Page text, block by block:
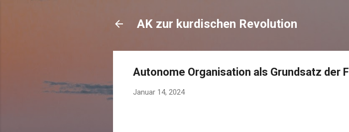
AK zur kurdischen Revolution
Autonome Organisation als Grundsatz der
Januar 14, 2024